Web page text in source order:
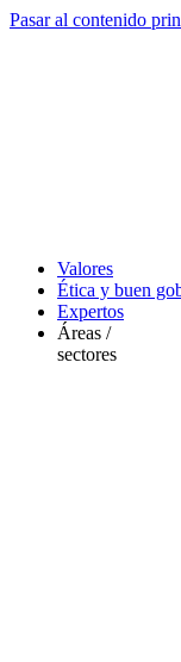
Pasar al contenido
Valores
Ética y buen
Expertos
Áreas /
sectores